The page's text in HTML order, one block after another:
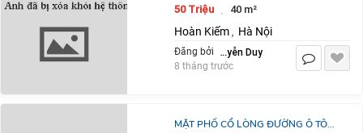
SẢNH A25 – SỐ 19 CHẢ CÁ, HOÀN
KIẾM, HÀ NỘI
50 Triệu · 40 m²
Hoàn Kiếm , Hà Nội
Đăng bởi Nguyễn Duy
8 tháng trước
MẶT PHỐ CỔ LÒNG ĐƯỜNG Ô TÔ